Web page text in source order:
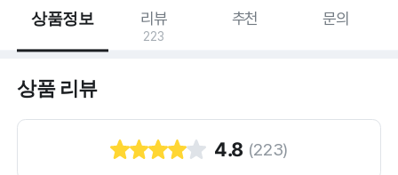
상품정보 리뷰
223
추천 문의
상품 리뷰
4.8 (223)